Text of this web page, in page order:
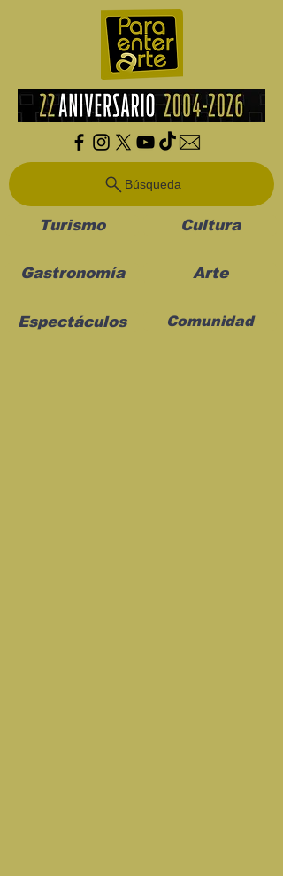
Búsqueda
Turismo Cultura
Gastronomía Arte
Espectáculos Comunidad